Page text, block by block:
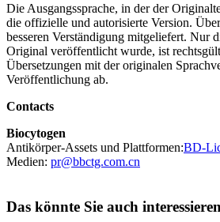
Die Ausgangssprache, in der der
die offizielle und autorisierte Version.
besseren Verständigung mitgeliefert. Nur
Original veröffentlicht wurde, ist
Übersetzungen mit der originalen
Veröffentlichung ab.
Contacts
Biocytogen
Antikörper-Assets und Plattformen:BD-
Medien: pr@bbctg.com.cn
Das könnte Sie auch